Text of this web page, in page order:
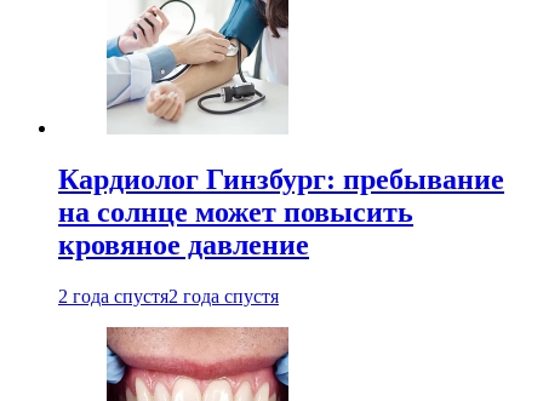
Кардиолог Гинзбург: пребывание
на солнце может повысить
кровяное давление
2 года спустя2 года спустя